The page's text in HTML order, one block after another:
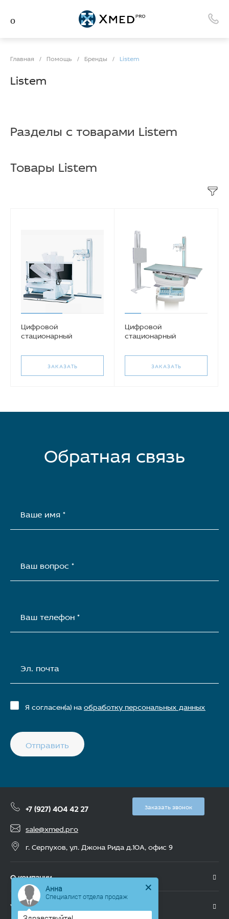
Главная / Помощь / Бренды / Listem
Listem
Разделы с товарами Listem
Товары Listem
Цифровой
стационарный
рентгеновский
аппарат Listem REX-
550R: SMART
ЗАКАЗАТЬ
Цифровой
стационарный
рентгеновский
аппарат Listem
ЗАКАЗАТЬ
Обратная связь
Ваше имя *
Ваш вопрос *
Ваш телефон *
Эл. почта
Отправить
Я согласен(а) наобработку персональных данных
+7 (927) 404 42 27 Заказать звонок
sale@xmed.pro
г. Серпухов, ул. Джона Рида д.10А, офис 9
О компании
Услуги
Анна
Специалист отдела продаж